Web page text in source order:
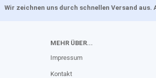
Wir zeichnen uns durch schnellen Versand aus.
MEHR ÜBER...
Impressum
Kontakt